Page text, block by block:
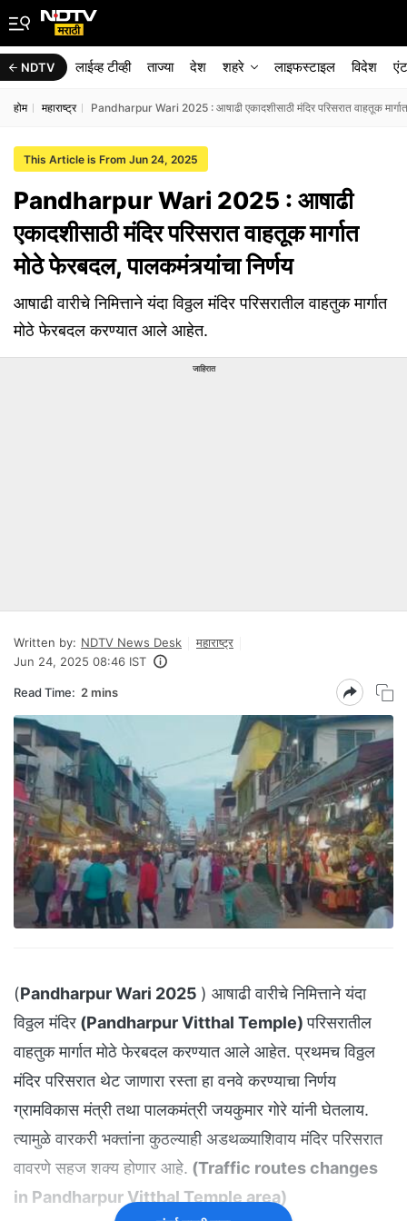
NDTV लाईव्ह टीव्ही ताज्या देश शहरे लाइफस्टाइल विदेश
होम महाराष्ट्र Pandharpur Wari 2025 : आषाढी एकादशीसाठी मंदिर परिसरात वाहतूक
This Article is From Jun 24, 2025
Pandharpur Wari 2025 : आषाढी
एकादशीसाठी मंदिर परिसरात वाहतूक मार्गात
मोठे फेरबदल, पालकमंत्र्यांचा निर्णय
आषाढी वारीचे निमित्ताने यंदा विठ्ठल मंदिर परिसरातील वाहतुक मार्गात
मोठे फेरबदल करण्यात आले आहेत.
जाहिरात
Written by: NDTV News Desk
महाराष्ट्र
Jun 24, 2025 08:46 IST
Read Time: 2 mins
(Pandharpur Wari 2025 ) आषाढी वारीचे निमित्ताने यंदा
विठ्ठल मंदिर (Pandharpur Vitthal Temple)परिसरातील
वाहतुक मार्गात मोठे फेरबदल करण्यात आले आहेत. प्रथमच विठ्ठल
मंदिर परिसरात थेट जाणारा रस्ता हा वनवे करण्याचा निर्णय
ग्रामविकास मंत्री तथा पालकमंत्री जयकुमार गोरे यांनी घेतलाय.
त्यामुळे वारकरी भक्तांना कुठल्याही अडथळ्याशिवाय मंदिर परिसरात
वावरणे सहज शक्य होणार आहे. (Traffic routes changes
in Pandharpur Vitthal Temple area)